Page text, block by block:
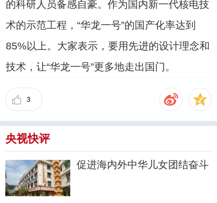
的科研人员备感自豪。作为国内新一代核电技
术的示范工程，“华龙一号”的国产化率达到
85%以上。大家表示，要用先进的设计理念和
技术，让“华龙一号”更多地走出国门。
3
央视快评
促进海内外中华儿女团结奋斗